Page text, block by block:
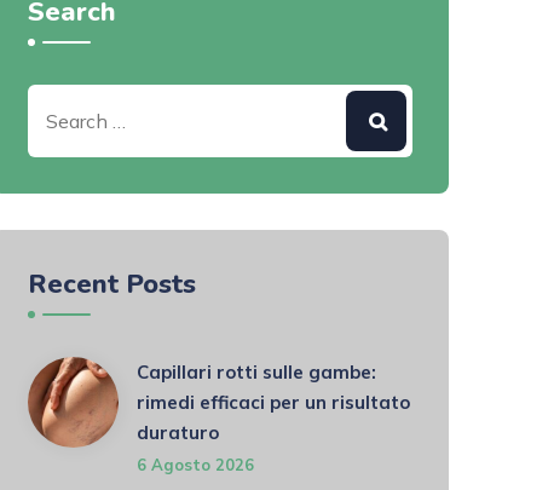
Search
Recent Posts
Capillari rotti sulle gambe:
rimedi efficaci per un risultato
duraturo
6 Agosto 2026